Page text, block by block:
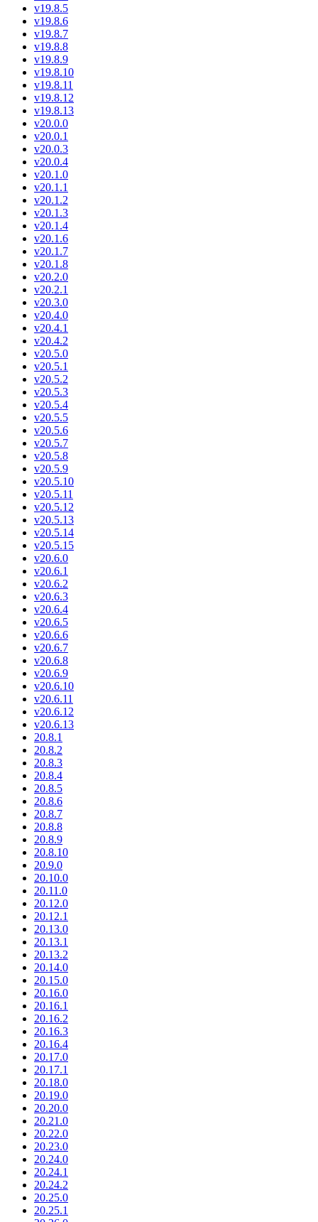
v19.8.5
v19.8.6
v19.8.7
v19.8.8
v19.8.9
v19.8.10
v19.8.11
v19.8.12
v19.8.13
v20.0.0
v20.0.1
v20.0.3
v20.0.4
v20.1.0
v20.1.1
v20.1.2
v20.1.3
v20.1.4
v20.1.6
v20.1.7
v20.1.8
v20.2.0
v20.2.1
v20.3.0
v20.4.0
v20.4.1
v20.4.2
v20.5.0
v20.5.1
v20.5.2
v20.5.3
v20.5.4
v20.5.5
v20.5.6
v20.5.7
v20.5.8
v20.5.9
v20.5.10
v20.5.11
v20.5.12
v20.5.13
v20.5.14
v20.5.15
v20.6.0
v20.6.1
v20.6.2
v20.6.3
v20.6.4
v20.6.5
v20.6.6
v20.6.7
v20.6.8
v20.6.9
v20.6.10
v20.6.11
v20.6.12
v20.6.13
20.8.1
20.8.2
20.8.3
20.8.4
20.8.5
20.8.6
20.8.7
20.8.8
20.8.9
20.8.10
20.9.0
20.10.0
20.11.0
20.12.0
20.12.1
20.13.0
20.13.1
20.13.2
20.14.0
20.15.0
20.16.0
20.16.1
20.16.2
20.16.3
20.16.4
20.17.0
20.17.1
20.18.0
20.19.0
20.20.0
20.21.0
20.22.0
20.23.0
20.24.0
20.24.1
20.24.2
20.25.0
20.25.1